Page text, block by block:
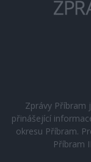
Zprávy Příbram
přinášející
okresu Příbram.
Příbram